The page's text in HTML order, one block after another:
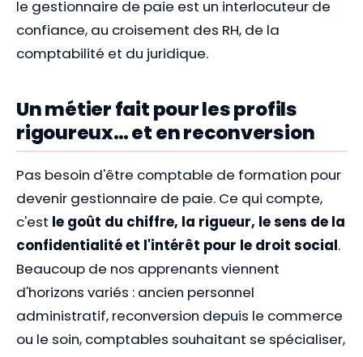
le gestionnaire de paie est un interlocuteur de
confiance, au croisement des RH, de la
comptabilité et du juridique.
Un métier fait pour les profils
rigoureux… et en reconversion
Pas besoin d'être comptable de formation pour
devenir gestionnaire de paie. Ce qui compte,
c'est le goût du chiffre, la rigueur, le sens de la
confidentialité et l'intérêt pour le droit social.
Beaucoup de nos apprenants viennent
d'horizons variés : ancien personnel
administratif, reconversion depuis le commerce
ou le soin, comptables souhaitant se spécialiser,